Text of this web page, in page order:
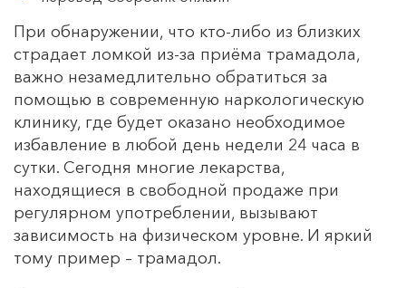
При обнаружении, что кто-либо из близких
страдает ломкой из-за приёма трамадола,
важно незамедлительно обратиться за
помощью в современную наркологическую
клинику, где будет оказано необходимое
избавление в любой день недели 24 часа в
сутки. Сегодня многие лекарства,
находящиеся в свободной продаже при
регулярном употреблении, вызывают
зависимость на физическом уровне. И яркий
тому пример – трамадол.